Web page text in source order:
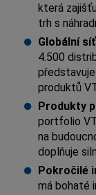
která
trh s
Globální síť
4.500
produktů
Produkty
portfolio
na
doplňuje
Pokročilé
má bohaté